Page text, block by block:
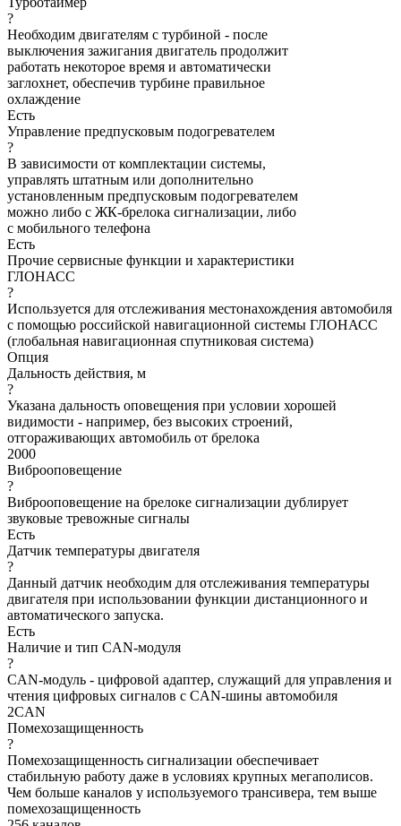
?
Необходим двигателям с турбиной - после
выключения зажигания двигатель продолжит
работать некоторое время и автоматически
заглохнет, обеспечив турбине правильное
охлаждение
Есть
Управление предпусковым подогревателем
?
В зависимости от комплектации системы,
управлять штатным или дополнительно
установленным предпусковым подогревателем
можно либо с ЖК-брелока сигнализации, либо
с мобильного телефона
Есть
Прочие сервисные функции и характеристики
ГЛОНАСС
?
Используется для отслеживания местонахождения автомобиля
с помощью российской навигационной системы ГЛОНАСС
(глобальная навигационная спутниковая система)
Опция
Дальность действия, м
?
Указана дальность оповещения при условии хорошей
видимости - например, без высоких строений,
отгораживающих автомобиль от брелока
2000
Виброоповещение
?
Виброоповещение на брелоке сигнализации дублирует
звуковые тревожные сигналы
Есть
Датчик температуры двигателя
?
Данный датчик необходим для отслеживания температуры
двигателя при использовании функции дистанционного и
автоматического запуска.
Есть
Наличие и тип CAN-модуля
?
CAN-модуль - цифровой адаптер, служащий для управления и
чтения цифровых сигналов с CAN-шины автомобиля
2CAN
Помехозащищенность
?
Помехозащищенность сигнализации обеспечивает
стабильную работу даже в условиях крупных мегаполисов.
Чем больше каналов у используемого трансивера, тем выше
помехозащищенность